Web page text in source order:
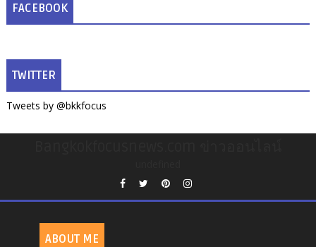
FACEBOOK
TWITTER
Tweets by @bkkfocus
ABOUT ME